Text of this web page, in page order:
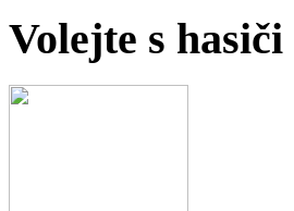
Volejte s